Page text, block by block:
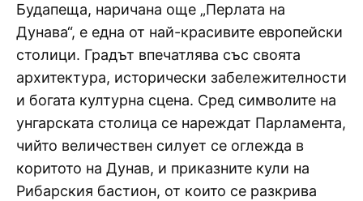
Будапеща, наричана още „Перлата на
Дунава“, е една от най-красивите европейски
столици. Градът впечатлява със своята
архитектура, исторически забележителности
и богата културна сцена. Сред символите на
унгарската столица се нареждат Парламента,
чийто величествен силует се оглежда в
коритото на Дунав, и приказните кули на
Рибарския бастион, от които се разкрива